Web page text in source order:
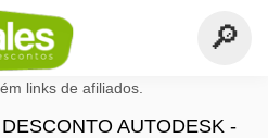
links de afiliados.
AUTODESK -